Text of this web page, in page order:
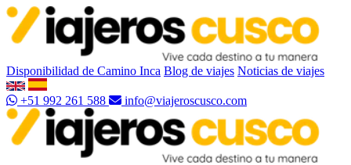
Disponibilidad de Camino Inca Blog de viajes Noticias de viajes
+51 992 261 588 info@viajeroscusco.com